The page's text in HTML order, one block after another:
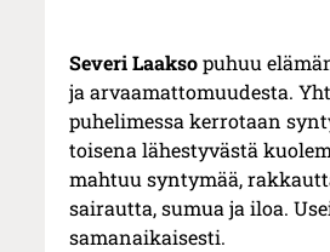
Severi Laaksopuhuu
ja arvaamattomuudesta.
puhelimessa kerrotaan
toisena lähestyvästä
mahtuu syntymää,
sairautta, sumua ja iloa.
samanaikaisesti.